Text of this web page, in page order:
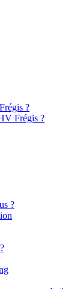
?
Frégis ?
?